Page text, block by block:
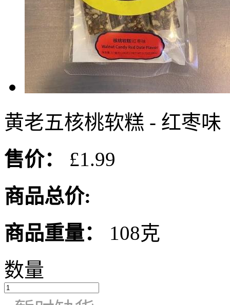
黄老五核桃软糕 - 红枣味
售价：
£1.99
商品总价:
商品重量：
108克
数量